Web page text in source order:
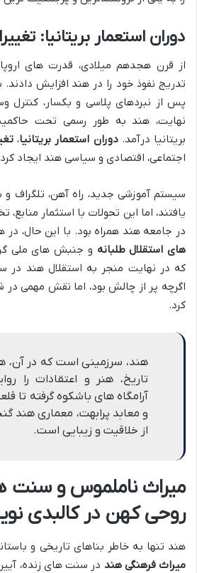
دوران استعمار بریتانیا:
از قرن هجدهم میلادی، قدرت های
تدریج نفوذ خود را در هند افزایش دادند.
پس از نبردهای پلاسی و بکسار، کنترل
نهایت، هند به طور رسمی تحت
بریتانیا درآمد.دوران استعمار بریتانیا،
اجتماعی، اقتصادی و سیاسی هند ایجاد
سیستم آموزشی جدید، راه آهن، تلگراف
یافتند، اما این تحولات با استثمار
در جامعه هند همراه بود. با این حال، در
های استقلال طلبانه و جنبش های ملی
اگرچه پر از چالش بود، اما نقش مهمی
کرد.
هند، سرزمینی است که در آن،
تاریخ، هنر و اعتقادات را
آرامگاه های باشکوه گرفته تا
و معابد پرابهت، معماری هند
از خلاقیت و زیبایی است.
میراث ناملموس و سنت
روحی کهن در کالبدی
هند تنها به خاطر بناهای تاریخی و
میراث فرهنگی هند در سنت های زنده،